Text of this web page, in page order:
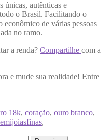
únicas, autênticas e
o Brasil. Facilitando o
econômico de várias pessoas
no ramo.
a renda? Compartilhe com a
e mude sua realidade! Entre
18k, coração, ouro branco,
,